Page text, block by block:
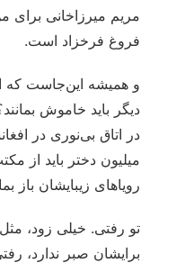
مریم میرزاخانی
فروغ فرخزاد است.
و همیشه این‌جاست که
دیگر باید خاموش
در اتاق بی‌نوری در
میلیون دختر باید از
رویاهای زیبایشان باز
تو رفتی. خیلی زود،
برایشان صبر ندارد،